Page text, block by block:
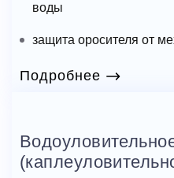
воды
защита оросителя от
Подробнее